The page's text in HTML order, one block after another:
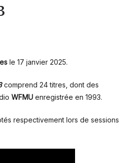
le 17 janvier 2025.
comprend 24 titres, dont des
WFMU enregistrée en 1993.
respectivement lors de sessions